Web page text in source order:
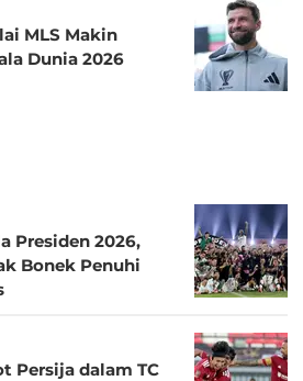
MLS Makin
Dunia 2026
Presiden 2026,
Bonek Penuhi
Persija dalam TC